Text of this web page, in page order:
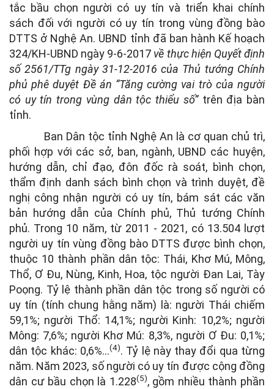
tắc bầu chọn người có uy tín và triển khai chính
sách đối với người có uy tín trong vùng đồng bào
DTTS ở Nghệ An. UBND tỉnh đã ban hành Kế hoạch
324/KH-UBND ngày 9-6-2017 về thực hiện Quyết định
số 2561/TTg ngày 31-12-2016 của Thủ tướng Chính
phủ phê duyệt Đề án “Tăng cường vai trò của người
có uy tín trong vùng dân tộc thiểu số” trên địa bàn
tỉnh.
Ban Dân tộc tỉnh Nghệ An là cơ quan chủ trì,
phối hợp với các sở, ban, ngành, UBND các huyện,
hướng dẫn, chỉ đạo, đôn đốc rà soát, bình chọn,
thẩm định danh sách bình chọn và trình duyệt, đề
nghị công nhận người có uy tín, bám sát các văn
bản hướng dẫn của Chính phủ, Thủ tướng Chính
phủ. Trong 10 năm, từ 2011 - 2021, có 13.504 lượt
người uy tín vùng đồng bào DTTS được bình chọn,
thuộc 10 thành phần dân tộc: Thái, Khơ Mú, Mông,
Thổ, Ơ Đu, Nùng, Kinh, Hoa, tộc người Đan Lai, Tày
Poọng. Tỷ lệ thành phần dân tộc trong số người có
uy tín (tính chung hằng năm) là: người Thái chiếm
59,1%; người Thổ: 14,1%; người Kinh: 10,2%; người
Mông: 7,6%; người Khơ Mú: 8,3%, người Ơ Đu: 0,1%;
dân tộc khác: 0,6%…(4). Tỷ lệ này thay đổi qua từng
năm. Năm 2023, số người có uy tín được cộng đồng
dân cư bầu chọn là 1.228(5), gồm nhiều thành phần